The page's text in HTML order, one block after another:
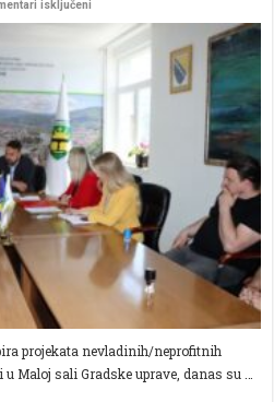
isključeni
UGOVORI
ZA
FINANSIRANJE
MLADE
projekata nevladinih/neprofitnih
Maloj sali Gradske uprave, danas su …